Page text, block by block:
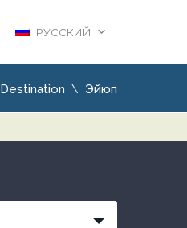
РУССКИЙ
Destination Эйюп